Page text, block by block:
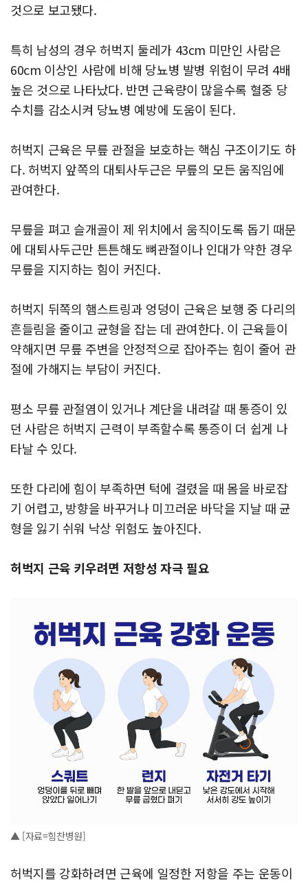
것으로 보고됐다.
특히 남성의 경우 허벅지 둘레가 43cm 미만인 사람은
60cm 이상인 사람에 비해 당뇨병 발병 위험이 무려 4배
높은 것으로 나타났다. 반면 근육량이 많을수록 혈중 당
수치를 감소시켜 당뇨병 예방에 도움이 된다.
허벅지 근육은 무릎 관절을 보호하는 핵심 구조이기도 하
다. 허벅지 앞쪽의 대퇴사두근은 무릎의 모든 움직임에
관여한다.
무릎을 펴고 슬개골이 제 위치에서 움직이도록 돕기 때문
에 대퇴사두근만 튼튼해도 뼈관절이나 인대가 약한 경우
무릎을 지지하는 힘이 커진다.
허벅지 뒤쪽의 햄스트링과 엉덩이 근육은 보행 중 다리의
흔들림을 줄이고 균형을 잡는 데 관여한다. 이 근육들이
약해지면 무릎 주변을 안정적으로 잡아주는 힘이 줄어 관
절에 가해지는 부담이 커진다.
평소 무릎 관절염이 있거나 계단을 내려갈 때 통증이 있
던 사람은 허벅지 근력이 부족할수록 통증이 더 쉽게 나
타날 수 있다.
또한 다리에 힘이 부족하면 턱에 걸렸을 때 몸을 바로잡
기 어렵고, 방향을 바꾸거나 미끄러운 바닥을 지날 때 균
형을 잃기 쉬워 낙상 위험도 높아진다.
허벅지 근육 키우려면 저항성 자극 필요
▲ [자료=힘찬병원]
허벅지를 강화하려면 근육에 일정한 저항을 주는 운동이